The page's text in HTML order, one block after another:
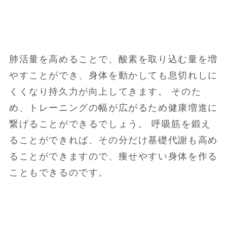
肺活量を高めることで、酸素を取り込む量を増
やすことができ、身体を動かしても息切れしに
くくなり持久力が向上してきます。 そのた
め、トレーニングの幅が広がるため健康増進に
繋げることができるでしょう。 呼吸筋を鍛え
ることができれば、その分だけ基礎代謝も高め
ることができますので、痩せやすい身体を作る
こともできるのです。